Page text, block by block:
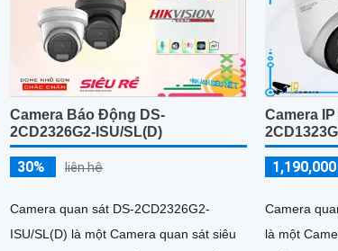
Camera Báo Động DS-
2CD2326G2-ISU/SL(D)
30% liên hệ
Camera quan sát DS-2CD2326G2-
ISU/SL(D) là một Camera quan sát siêu
Camera
Camera
là một